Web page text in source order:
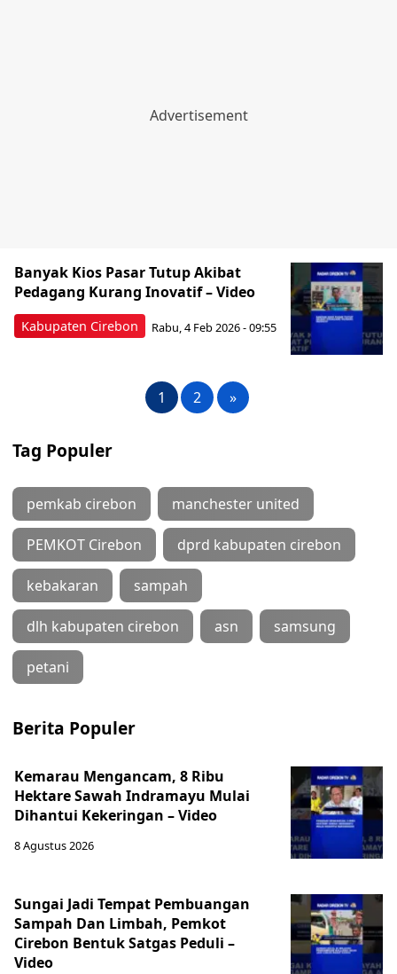
Kabupaten Cirebon
Banyak Kios Pasar Tutup Akibat
Pedagang Kurang Inovatif – Video
Rabu, 4 Feb 2026 - 09:55
1 2 »
Tag Populer
pemkab cirebon manchester united
PEMKOT Cirebon dprd kabupaten cirebon
kebakaran sampah
dlh kabupaten cirebon asn samsung
petani
Berita Populer
Kemarau Mengancam, 8 Ribu
Hektare Sawah Indramayu Mulai
Dihantui Kekeringan – Video
8 Agustus 2026
Sungai Jadi Tempat Pembuangan
Sampah Dan Limbah, Pemkot
Cirebon Bentuk Satgas Peduli –
Video